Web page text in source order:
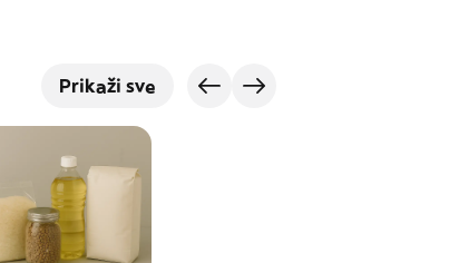
Prikaži sve